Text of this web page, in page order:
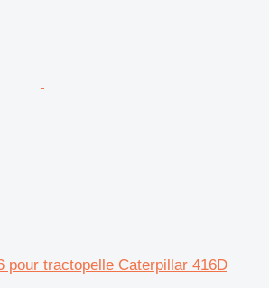
pour tractopelle Caterpillar 416D